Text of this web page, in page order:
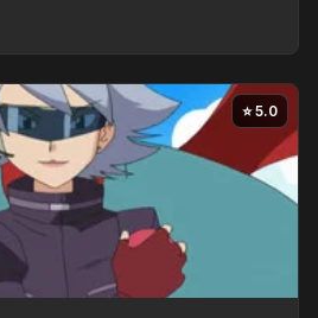
⭐ 5.0